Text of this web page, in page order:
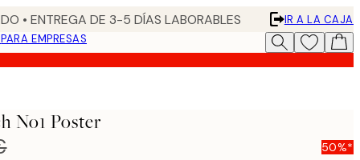
• ENTREGA DE 3-5 DÍAS LABORABLES
IR A LA CAJA
PARA EMPRESAS
No1 Poster
50%*